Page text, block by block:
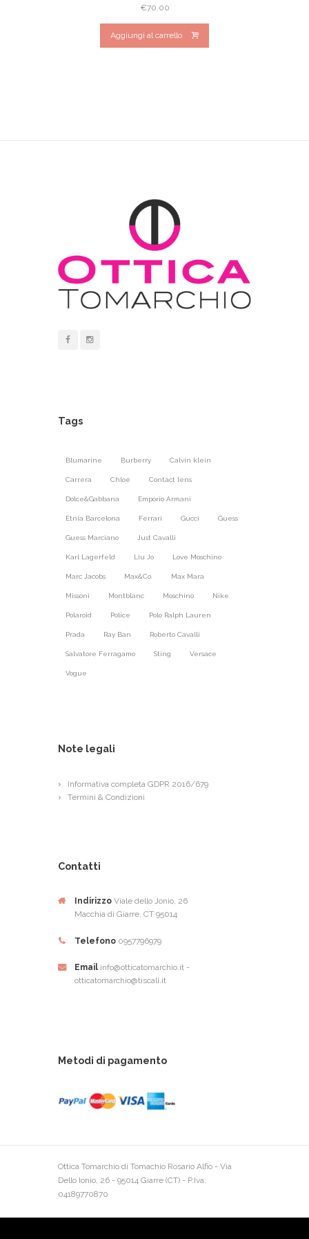
€70.00
Aggiungi al carrello
Tags
Blumarine Burberry Calvin klein
Carrera Chloé Contact lens
Dolce&Gabbana Emporio Armani
Etnia Barcelona Ferrari Gucci Guess
Guess Marciano Just Cavalli
Karl Lagerfeld Liu Jo Love Moschino
Marc Jacobs Max&Co. Max Mara
Missoni Montblanc Moschino Nike
Polaroid Police Polo Ralph Lauren
Prada Ray Ban Roberto Cavalli
Salvatore Ferragamo Sting Versace
Vogue
Note legali
Informativa completa GDPR 2016/679
Termini & Condizioni
Contatti
Indirizzo Viale dello Jonio, 26
Macchia di Giarre, CT 95014
Telefono 0957796979
Email info@otticatomarchio.it -
otticatomarchio@tiscali.it
Metodi di pagamento
Ottica Tomarchio di Tomachio Rosario Alfio - Via
Dello Ionio, 26 - 95014 Giarre (CT) - P.Iva:
04189770870